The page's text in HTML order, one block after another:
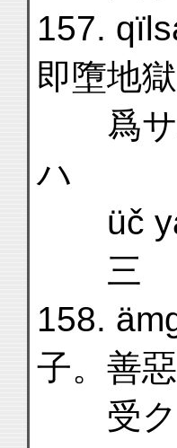
157.
即墮地獄
爲サ
ハ
üč
三
158.
子。善
受ク